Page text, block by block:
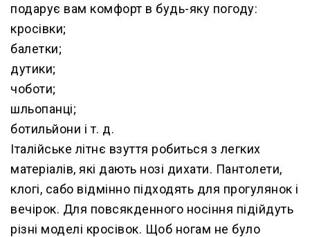
подарує вам комфорт в будь-яку погоду:
кросівки;
балетки;
дутики;
чоботи;
шльопанці;
ботильйони і т. д.
Італійське літнє взуття робиться з легких
матеріалів, які дають нозі дихати. Пантолети,
клогі, сабо відмінно підходять для прогулянок і
вечірок. Для повсякденного носіння підійдуть
різні моделі кросівок. Щоб ногам не було